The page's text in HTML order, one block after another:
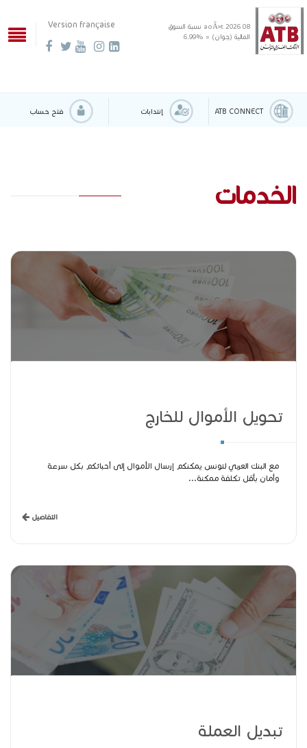
Version française 08 aoÃ»t 2026
نسبة السوق
المالية (جوان) = %6.99
ATB CONNECT إنتدابات فتح حساب
الخدمات
تحويل الأموال للخارج
مع البنك العربي لتونس يمكنكم إرسال الأموال إلى أحبائكم بكل سرعة
وأمان بأقل تكلفة ممكنة...
التفاصيل
تبديل العملة